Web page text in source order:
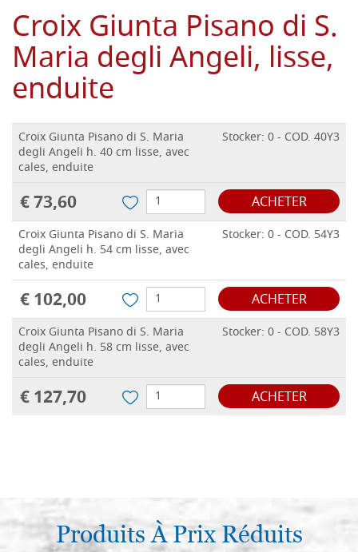
Croix Giunta Pisano di S.
Maria degli Angeli, lisse,
enduite
Croix Giunta Pisano di S. Maria
degli Angeli h. 40 cm lisse, avec
cales, enduite
Stocker: 0 - COD. 40Y3
€ 73,60 ACHETER
Croix Giunta Pisano di S. Maria
degli Angeli h. 54 cm lisse, avec
cales, enduite
Stocker: 0 - COD. 54Y3
€ 102,00 ACHETER
Croix Giunta Pisano di S. Maria
degli Angeli h. 58 cm lisse, avec
cales, enduite
Stocker: 0 - COD. 58Y3
€ 127,70 ACHETER
Produits À Prix Réduits